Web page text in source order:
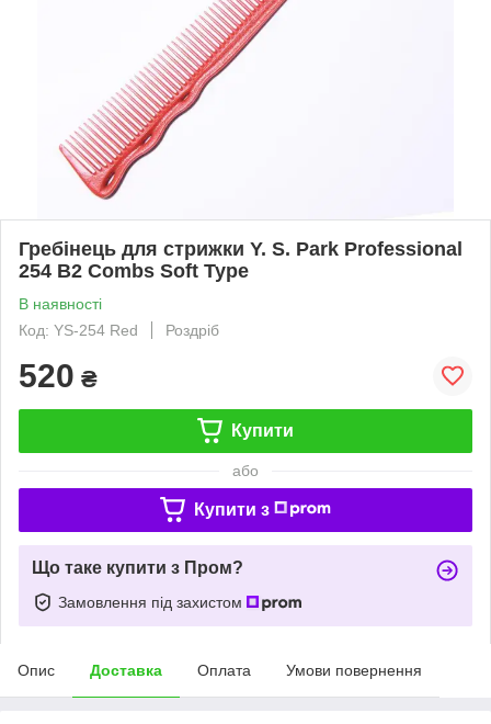
Гребінець для стрижки Y. S. Park Professional
254 B2 Combs Soft Type
В наявності
Код: YS-254 Red
Роздріб
520 ₴
Купити
або
Купити з
Що таке купити з Пром?
Замовлення під захистом
Опис Доставка Оплата Умови повернення